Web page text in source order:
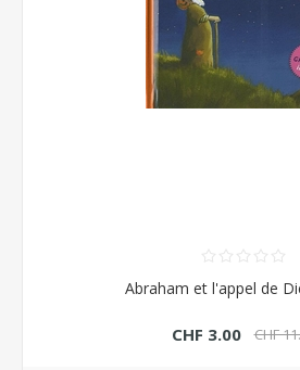
Abraham et l'appel de
CHF 3.00 CHF